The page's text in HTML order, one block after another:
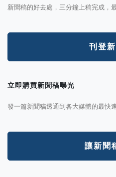
新聞稿的好去處，三分鐘上稿完成，
刊登
立即購買新聞稿曝光
發一篇新聞稿透通到各大媒體的最快
讓新聞